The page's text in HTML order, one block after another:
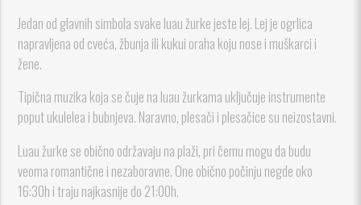
Jedan od glavnih simbola svake luau žurke jeste lej. Lej je ogrlica
napravljena od cveća, žbunja ili kukui oraha koju nose i muškarci i
žene.
Tipična muzika koja se čuje na luau žurkama uključuje instrumente
poput ukulelea i bubnjeva. Naravno, plesači i plesačice su neizostavni.
Luau žurke se obično održavaju na plaži, pri čemu mogu da budu
veoma romantične i nezaboravne. One obično počinju negde oko
16:30h i traju najkasnije do 21:00h.